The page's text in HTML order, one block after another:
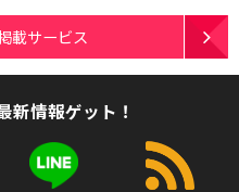
載サービス
新情報ゲット！